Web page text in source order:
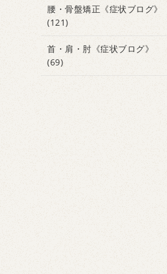
腰・骨盤矯正《症状ブログ》
(121)
首・肩・肘《症状ブログ》
(69)